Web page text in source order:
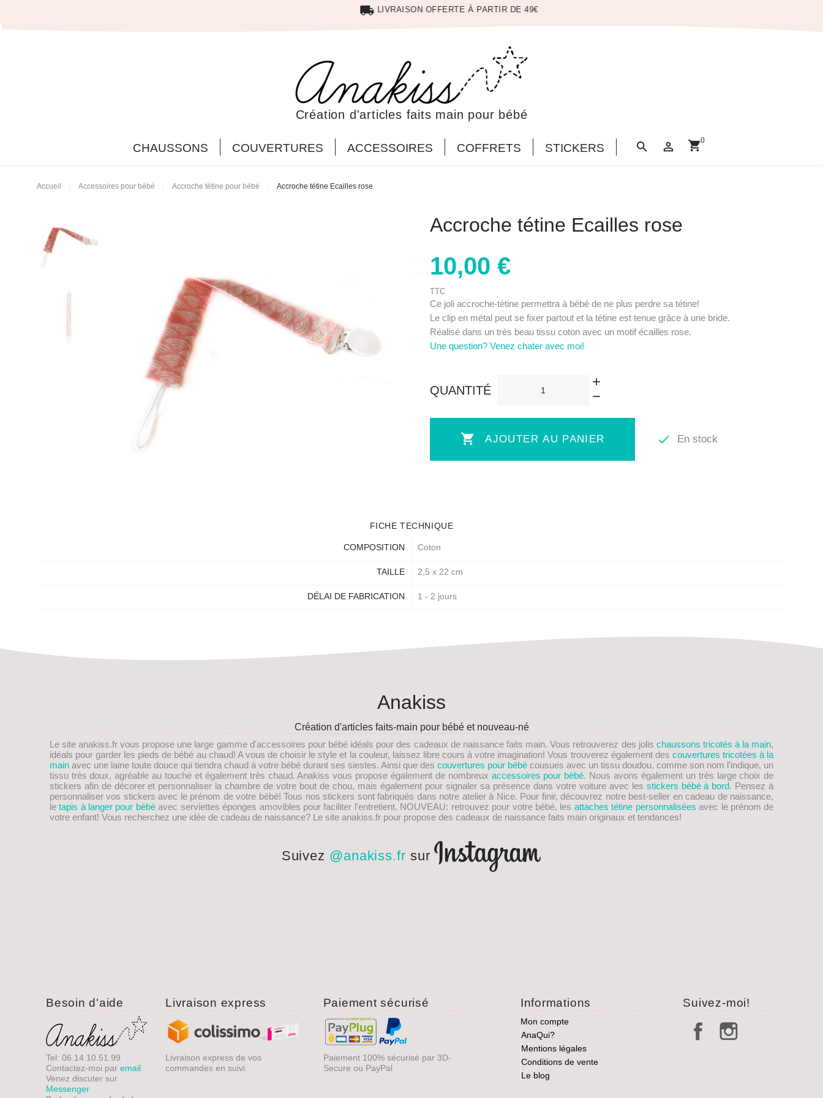
LIVRAISON OFFERTE À PARTIR DE 49€
Création d'articles faits main pour bébé
CHAUSSONS COUVERTURES ACCESSOIRES COFFRETS STICKERS   shopping_cart0
Accueil Accessoires pour bébé Accroche tétine pour bébé Accroche tétine Ecailles rose
Accroche tétine Ecailles rose
10,00 €
TTC
Ce joli accroche-tétine permettra à bébé de ne plus perdre sa tétine!
Le clip en métal peut se fixer partout et la tétine est tenue grâce à une bride.
Réalisé dans un très beau tissu coton avec un motif écailles rose.
Une question? Venez chater avec moi!
QUANTITÉ
 AJOUTER AU PANIER  En stock
FICHE TECHNIQUE
COMPOSITION Coton
TAILLE 2,5 x 22 cm
DÉLAI DE FABRICATION 1 - 2 jours
Anakiss
Création d'articles faits-main pour bébé et nouveau-né
Le site anakiss.fr vous propose une large gamme d'accessoires pour bébé idéals pour des cadeaux de naissance faits main. Vous retrouverez des jolis chaussons tricotés à la main,
idéals pour garder les pieds de bébé au chaud! A vous de choisir le style et la couleur, laissez libre cours à votre imagination! Vous trouverez également des couvertures tricotées à la
mainavec une laine toute douce qui tiendra chaud à votre bébé durant ses siestes. Ainsi que descouvertures pour bébé cousues avec un tissu doudou, comme son nom l'indique, un
tissu très doux, agréable au touché et également très chaud. Anakiss vous propose également de nombreux accessoires pour bébé. Nous avons également un très large choix de
stickers afin de décorer et personnaliser la chambre de votre bout de chou, mais également pour signaler sa présence dans votre voiture avec les stickers bébé à bord. Pensez à
personnaliser vos stickers avec le prénom de votre bébé! Tous nos stickers sont fabriqués dans notre atelier à Nice. Pour finir, découvrez notre best-seller en cadeau de naissance,
letapis à langer pour bébéavec serviettes éponges amovibles pour faciliter l'entretient. NOUVEAU: retrouvez pour votre bébé, les attaches tétine personnalisées avec le prénom de
votre enfant! Vous recherchez une idée de cadeau de naissance? Le site anakiss.fr pour propose des cadeaux de naissance faits main originaux et tendances!
Suivez @anakiss.fr sur
Besoin d'aide
Tel: 06.14.10.51.99
Contactez-moi par email
Venez discuter sur
Messenger
Livraison express
Livraison express de vos
commandes en suivi
Paiement sécurisé
Paiement 100% sécurisé par 3D-
Secure ou PayPal
Informations
Mon compte
AnaQui?
Mentions légales
Conditions de vente
Le blog
Suivez-moi!